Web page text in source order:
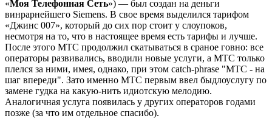
«Моя Телефонная Сеть») — был создан на деньги
винрарнейшего Siemens. В свое время выделился тарифом
«Джинс 007», который до сих пор стоит у слоупоков,
несмотря на то, что в настоящее время есть тарифы и лучше.
После этого МТС продолжил скатываться в сраное говно: все
операторы развивались, вводили новые услуги, а МТС только
плелся за ними, имея, однако, при этом catch-phrase "МТС - на
шаг впереди". Зато именно МТС первым ввел быдлоуслугу по
замене гудка на какую-нить идиотскую мелодию.
Аналогичная услуга появилась у других операторов годами
позже (за что им отдельное спасибо).